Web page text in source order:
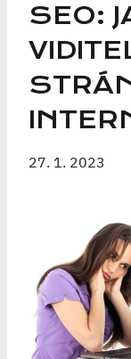
SEO:
27. 1. 2023